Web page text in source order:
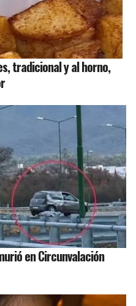
tradicional y al horno,
en Circunvalación